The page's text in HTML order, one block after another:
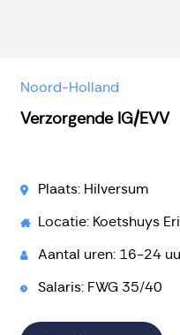
Noord-Holland
Verzorgende IG/EVV
Plaats: Hilversum
Locatie: Koetshuys
Aantal uren: 16-24
Salaris: FWG 35/40